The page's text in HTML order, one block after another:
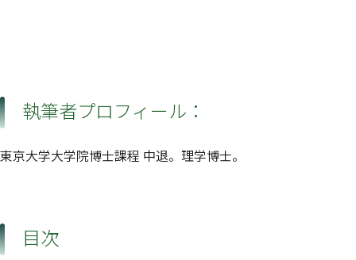
執筆者プロフィール：
東京大学大学院博士課程 中退。理学博士。
目次